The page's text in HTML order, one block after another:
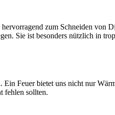
zum Schneiden
Sie ist besonders nützlich in
Feuer bietet uns nicht nur
fehlen sollten.